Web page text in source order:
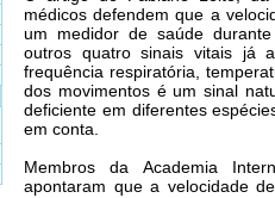
médicos defendem que a
um medidor de saúde
outros quatro sinais vitais já
frequência respiratória,
dos movimentos é um sinal
deficiente em diferentes
em conta.
Membros da Academia
apontaram que a velocidade